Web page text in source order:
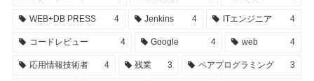
WEB+DB PRESS 4 Jenkins 4 ITエンジニア 4
コードレビュー 4 Google 4 web 4
応用情報技術者 4 残業 3 ペアプログラミング 3